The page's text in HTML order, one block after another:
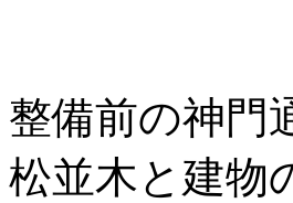
整備前の神門
松並木と建物